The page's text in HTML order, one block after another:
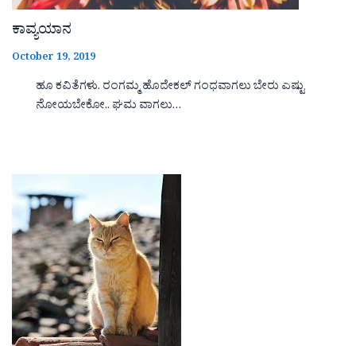
ಕಾವ್ಯಯಾನ
October 19, 2019
ಹೂ ಕವಿತೆಗಳು. ರಂಗಮ್ಮ ಹೊದೇಕಲ್ ಗಂಧವಾಗಲು ಬೇರು ಎಷ್ಟು
ನೋಯಬೇಕೋ.. ಘಮ ವಾಗಲು…